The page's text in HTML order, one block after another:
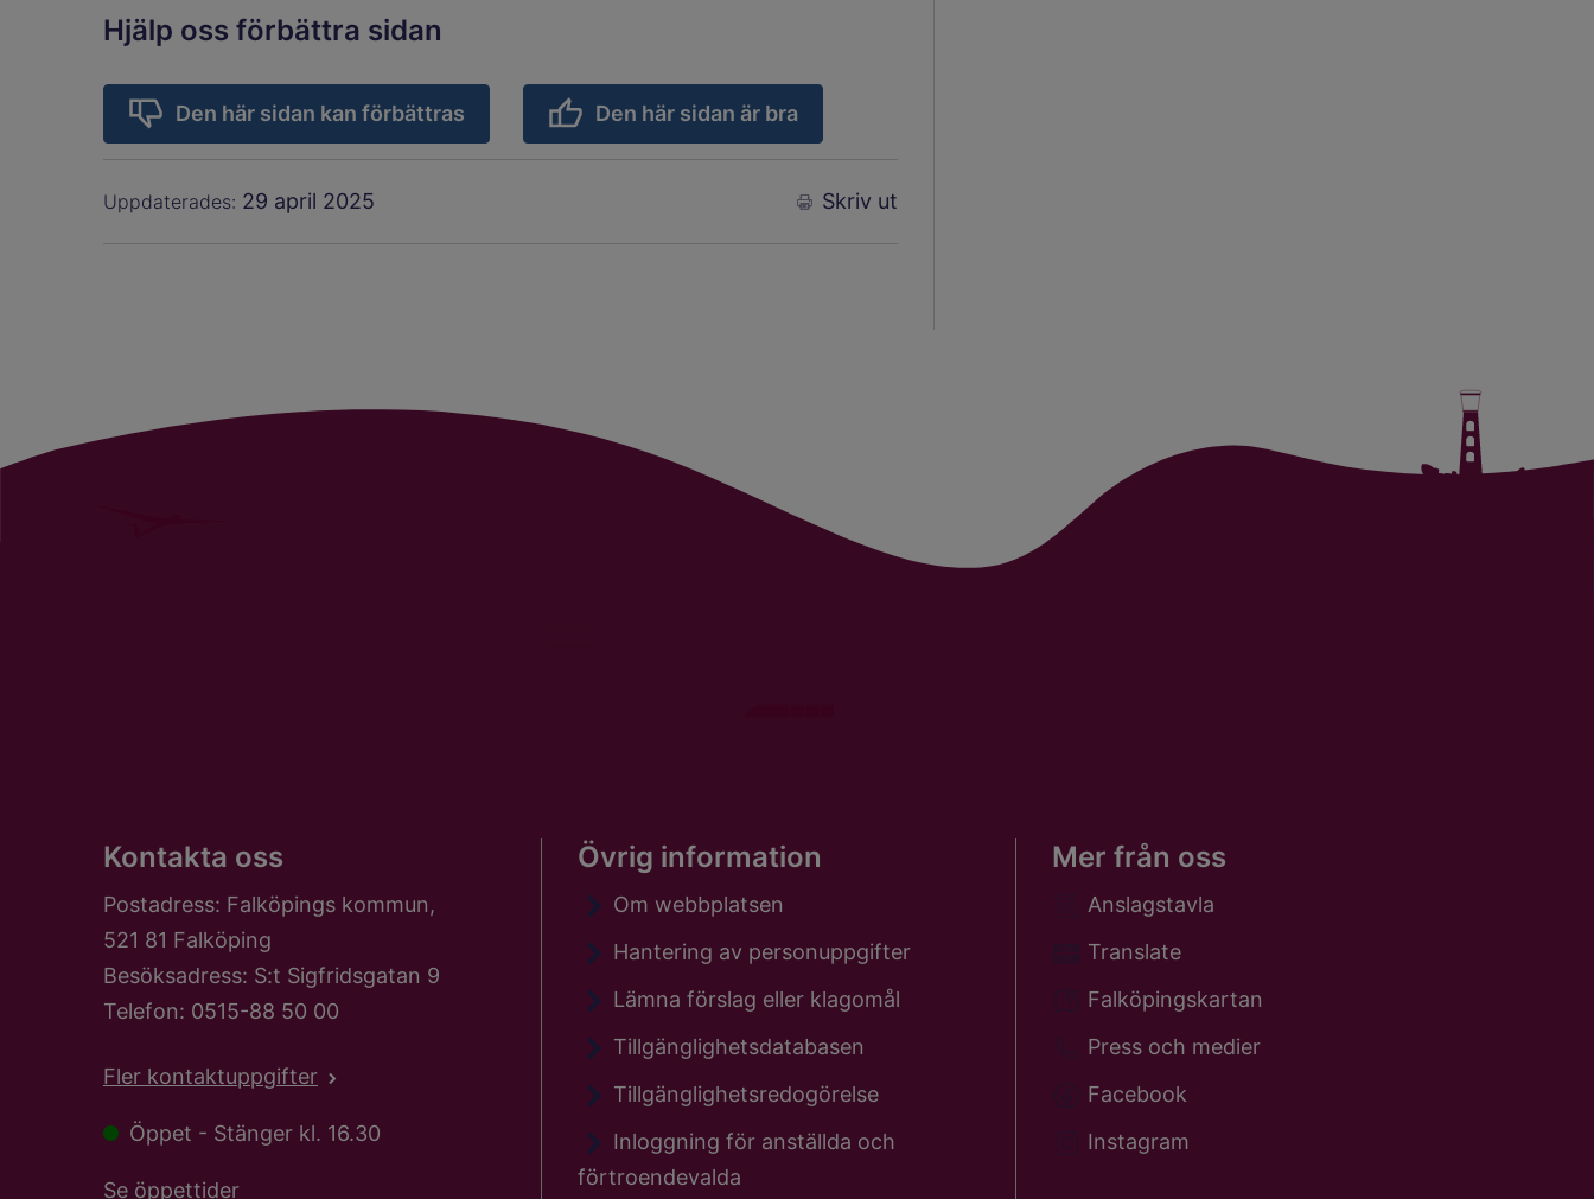
Hjälp oss förbättra sidan
Den här sidan kan förbättras Den här sidan är bra
Uppdaterades: 29 april 2025 Skriv ut
Kontakta oss
Postadress: Falköpings kommun,
521 81 Falköping
Besöksadress: S:t Sigfridsgatan 9
Telefon: 0515-88 50 00
Fler kontaktuppgifter
Öppet - Stänger kl. 16.30
Se öppettider
Övrig information
Om webbplatsen
Hantering av personuppgifter
Lämna förslag eller klagomål
Tillgänglighetsdatabasen
Tillgänglighetsredogörelse
Inloggning för anställda och
förtroendevalda
Mer från oss
Anslagstavla
Translate
Falköpingskartan
Press och medier
Facebook
Instagram